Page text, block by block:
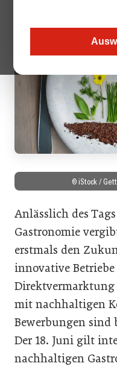
© iStock /
Anlässlich des
Gastronomie
erstmals den
innovative
mit nachhaltigen
Bewerbungen sind
Der 18. Juni gilt
nachhaltigen